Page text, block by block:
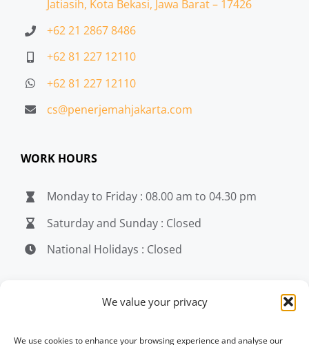
We value your privacy
We use cookies to enhance your browsing experience and analyse our
Jatiasih, Kota Bekasi, Jawa Barat – 17426
+62 21 2867 8486
+62 81 227 12110
+62 81 227 12110
cs@penerjemahjakarta.com
WORK HOURS
Monday to Friday : 08.00 am to 04.30 pm
Saturday and Sunday : Closed
National Holidays : Closed
penerjemahjakarta.com